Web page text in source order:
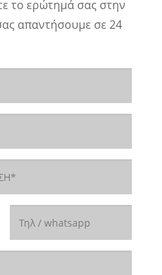
το ερώτημά σας στην
απαντήσουμε σε 24